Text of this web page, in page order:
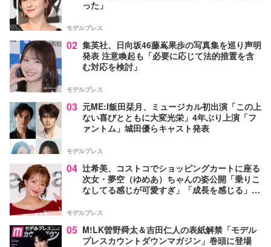
った」
モデルプレス
02 集英社、日向坂46藤嶌果歩の写真集を巡り声明
発表 注意喚起も「必要に応じて法的措置を含
む対応を検討」
モデルプレス
03 元ME:I飯田栞月、ミュージカル初出演「この上
ない喜びとともに大変光栄」4年ぶり上演「フ
ァントム」城田優らキャスト発表
モデルプレス
04 辻希美、コストコでショッピングカートに座る
次女・夢空（ゆめあ）ちゃんの姿公開「乗りこ
なしてる感じが可愛すぎ」「成長を感じる」の
モデルプレス
05 M!LK曽野舜太＆吉田仁人の表紙解禁「モデル
プレスカウントダウンマガジン」巻頭に登場